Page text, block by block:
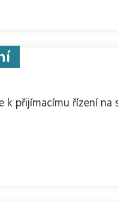
k přijímacímu řízení